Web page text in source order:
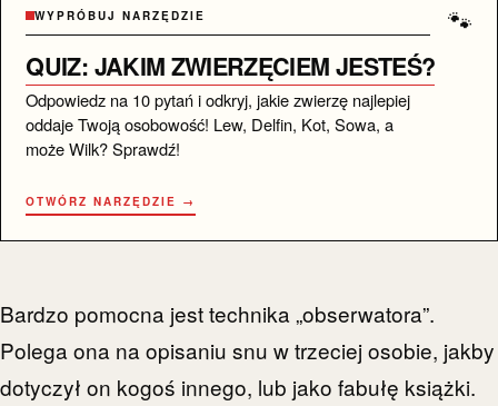
🐾
WYPRÓBUJ NARZĘDZIE
QUIZ: JAKIM ZWIERZĘCIEM JESTEŚ?
Odpowiedz na 10 pytań i odkryj, jakie zwierzę najlepiej
oddaje Twoją osobowość! Lew, Delfin, Kot, Sowa, a
może Wilk? Sprawdź!
OTWÓRZ NARZĘDZIE →
Bardzo pomocna jest technika „obserwatora”.
Polega ona na opisaniu snu w trzeciej osobie, jakby
dotyczył on kogoś innego, lub jako fabułę książki.